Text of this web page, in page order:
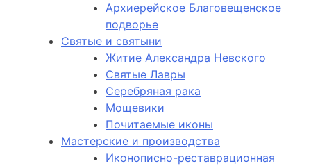
Архиерейское Благовещенское
подворье
Святые и святыни
Житие Александра Невского
Святые Лавры
Серебряная рака
Мощевики
Почитаемые иконы
Мастерские и производства
Иконописно-реставрационная